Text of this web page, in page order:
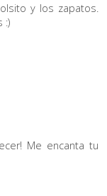
y los zapatos.
:)
Me encanta tu